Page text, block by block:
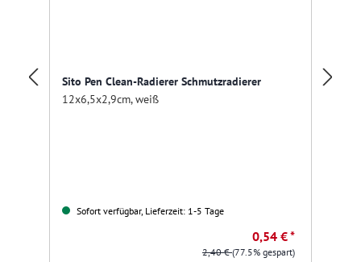
Sito Pen Clean-Radierer Schmutzradierer
12x6,5x2,9cm, weiß
Sofort verfügbar, Lieferzeit: 1-5 Tage
0,54 € *
2,40 €(77.5% gespart)